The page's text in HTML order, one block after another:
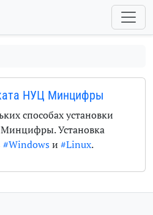
НУЦ Минцифры
способах установки
Установка
#Windowsи #Linux.